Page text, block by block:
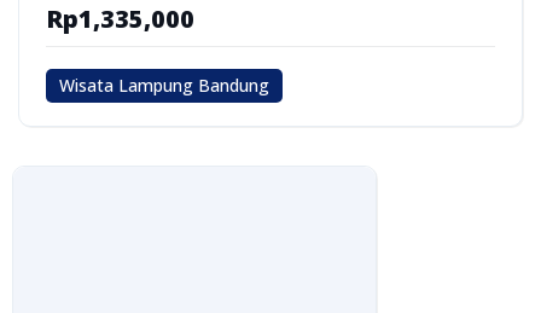
Rp1,335,000
Wisata Lampung Bandung